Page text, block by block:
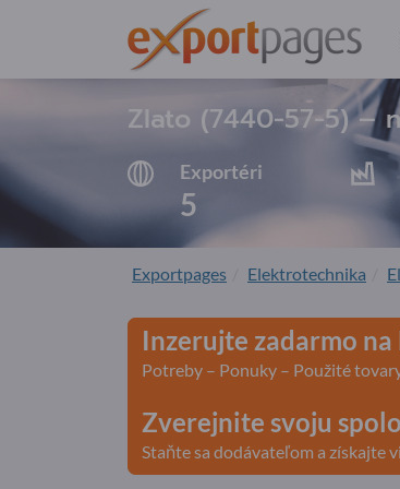
Zlato (7440-57-5) –
Exportéri
5
7440-57-5
Exportpages Elektrotechnika
Inzerujte zadarmo
Potreby – Ponuky – Použité
Zverejnite svoju
Staňte sa dodávateľom a získajte